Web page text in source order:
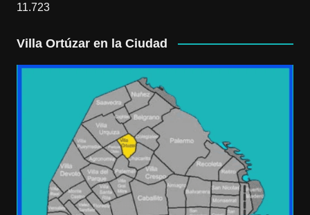
11.723
Villa Ortúzar en la Ciudad